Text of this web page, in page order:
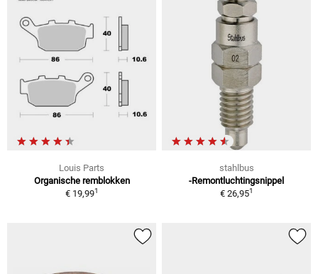
Louis Parts
Organische remblokken
€ 19,991
stahlbus
-Remontluchtingsnippel
€ 26,951